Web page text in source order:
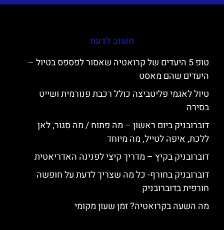
חשוב לדעת
טופ 5 היעדים של קרואטיה שאסור לפספס בטיול –
היעדים שהם מאסט
טיול לאגמי פליטביצה כולל רכבת פנורמית ושייט
בסירה
דוברובניק ביום ראשון – מה פתוח / מה סגור, לאן
ללכת, איפה לטייל, מה מיוחד
דוברובניק בקיץ – מדריך קיצי לפנינה האדריאטית
דוברובניק בחורף- כל מה שצריך לדעת על חופשה
חורפית בדוברובניק
מה השעה בקרואטיה? זמן שעון מקומי